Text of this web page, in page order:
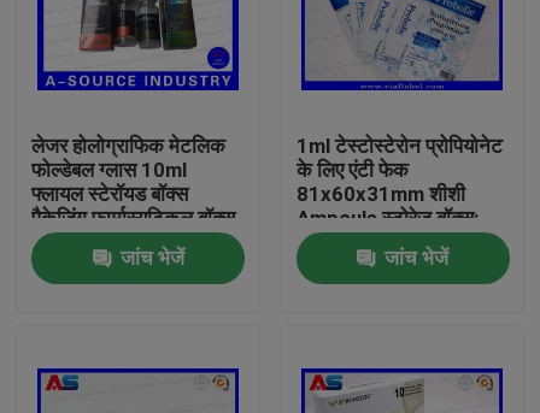
लेजर होलोग्राफिक मेटलिक
फोल्डेबल ग्लास 10ml
फ्लायल स्टेरॉयड बॉक्स
पैकेजिंग फार्मास्यूटिकल बॉक्स
लेबल
जांच भेजें
1ml टेस्टोस्टेरोन प्रोपियोनेट
के लिए एंटी फेक
81x60x31mm शीशी
Ampoule स्टोरेज बॉक्स:
जांच भेजें